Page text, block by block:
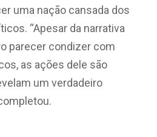
uma nação cansada dos
“Apesar da narrativa
parecer condizer com
as ações dele são
um verdadeiro